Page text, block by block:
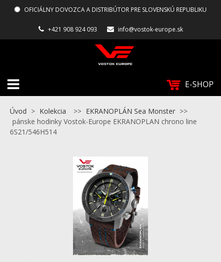
OFICIÁLNY DOVOZCA A DISTRIBÚTOR PRE SLOVENSKÚ REPUBLIKU
+421 908 924 093 info@vostok-europe.sk
E-SHOP
Úvod > Kolekcia >> EKRANOPLÁN Sea Monster >>
pánske hodinky Vostok-Europe EKRANOPLAN chrono line
6S21/546H514